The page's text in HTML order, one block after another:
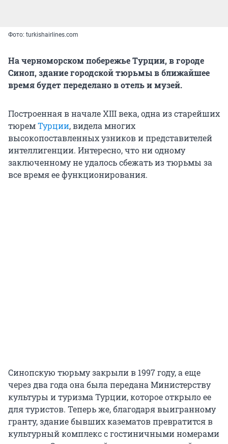
Фото: turkishairlines.com
На черноморском побережье Турции, в городе
Синоп, здание городской тюрьмы в ближайшее
время будет переделано в отель и музей.
Построенная в начале ХIII века, одна из старейших
тюремТурции, видела многих
высокопоставленных узников и представителей
интеллигенции. Интересно, что ни одному
заключенному не удалось сбежать из тюрьмы за
все время ее функционирования.
Синопскую тюрьму закрыли в 1997 году, а еще
через два года она была передана Министерству
культуры и туризма Турции, которое открыло ее
для туристов. Теперь же, благодаря выигранному
гранту, здание бывших казематов превратится в
культурный комплекс с гостиничными номерами